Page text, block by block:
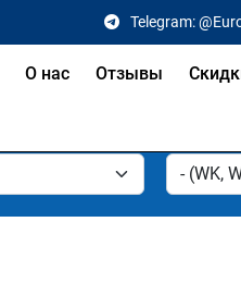
Telegram:
О нас Отзывы